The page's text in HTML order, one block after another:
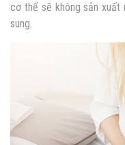
cơ thể sẽ không sản xuất
sung.